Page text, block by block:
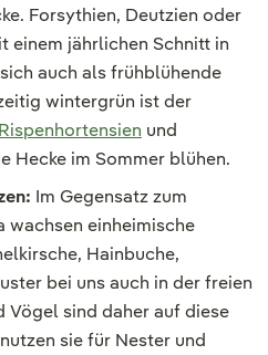
Forsythien, Deutzien oder
einem jährlichen Schnitt in
auch als frühblühende
wintergrün ist der
Rispenhortensien und
Hecke im Sommer blühen.
Im Gegensatz zum
wachsen einheimische
Hainbuche,
bei uns auch in der freien
Vögel sind daher auf diese
sie für Nester und